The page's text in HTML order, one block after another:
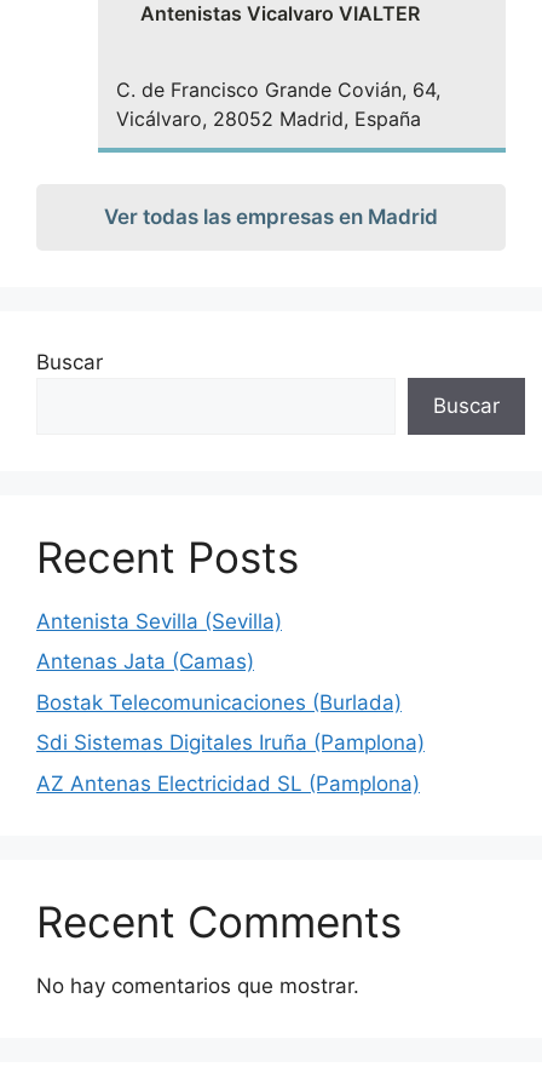
Antenistas Vicalvaro VIALTER
C. de Francisco Grande Covián, 64,
Vicálvaro, 28052 Madrid, España
Ver todas las empresas en Madrid
Buscar
Buscar
Recent Posts
Antenista Sevilla (Sevilla)
Antenas Jata (Camas)
Bostak Telecomunicaciones (Burlada)
Sdi Sistemas Digitales Iruña (Pamplona)
AZ Antenas Electricidad SL (Pamplona)
Recent Comments
No hay comentarios que mostrar.